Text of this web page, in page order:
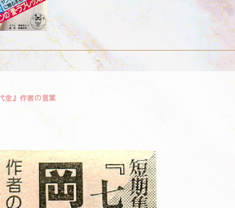
金』作者の言葉